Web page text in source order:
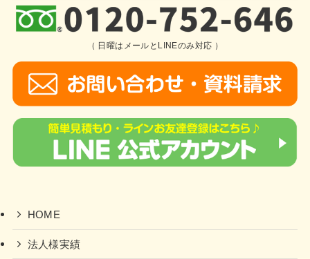
（ 日曜はメールとLINEのみ対応 ）
HOME
法人様実績